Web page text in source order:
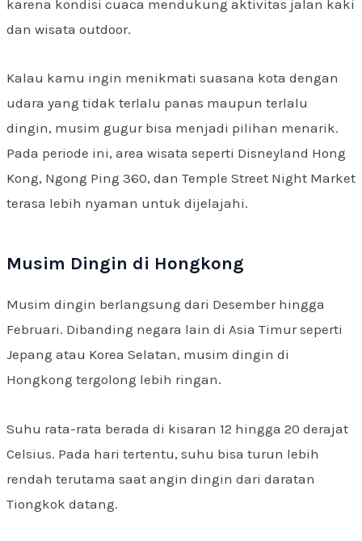
karena kondisi cuaca mendukung aktivitas jalan kaki
dan wisata outdoor.
Kalau kamu ingin menikmati suasana kota dengan
udara yang tidak terlalu panas maupun terlalu
dingin, musim gugur bisa menjadi pilihan menarik.
Pada periode ini, area wisata seperti Disneyland Hong
Kong, Ngong Ping 360, dan Temple Street Night Market
terasa lebih nyaman untuk dijelajahi.
Musim Dingin di Hongkong
Musim dingin berlangsung dari Desember hingga
Februari. Dibanding negara lain di Asia Timur seperti
Jepang atau Korea Selatan, musim dingin di
Hongkong tergolong lebih ringan.
Suhu rata-rata berada di kisaran 12 hingga 20 derajat
Celsius. Pada hari tertentu, suhu bisa turun lebih
rendah terutama saat angin dingin dari daratan
Tiongkok datang.